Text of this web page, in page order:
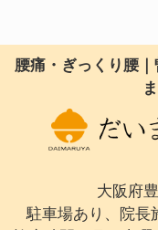
腰痛・ぎっくり腰
大阪府
駐車場あり、院長